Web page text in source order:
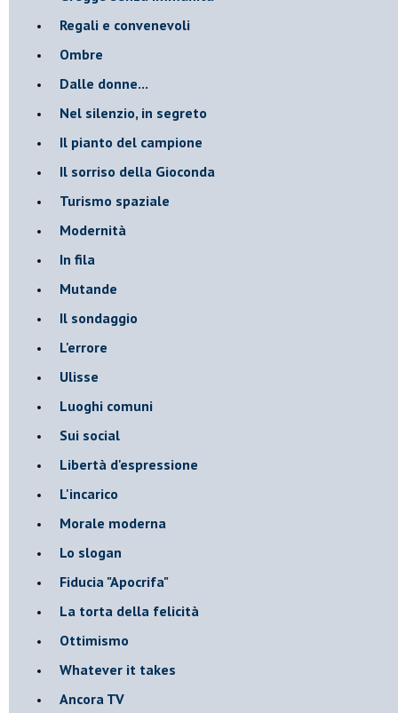
Regali e convenevoli
Ombre
Dalle donne...
Nel silenzio, in segreto
Il pianto del campione
Il sorriso della Gioconda
Turismo spaziale
Modernità
In fila
Mutande
Il sondaggio
L'errore
Ulisse
Luoghi comuni
Sui social
Libertà d'espressione
L'incarico
Morale moderna
Lo slogan
Fiducia "Apocrifa"
La torta della felicità
Ottimismo
Whatever it takes
Ancora TV